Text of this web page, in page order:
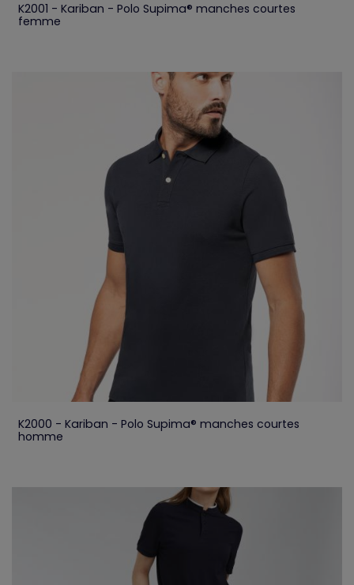
K2001 - Kariban - Polo Supima® manches courtes
femme
K2000 - Kariban - Polo Supima® manches courtes
homme